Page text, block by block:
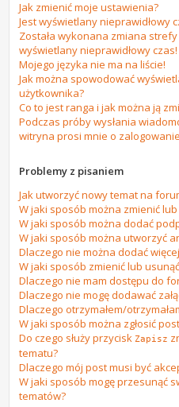
Jak zmienić moje ustawienia?
Jest wyświetlany nieprawidłowy
Została wykonana zmiana
wyświetlany nieprawidłowy czas!
Mojego języka nie ma na liście!
Jak można spowodować
użytkownika?
Co to jest ranga i jak można ją
Podczas próby wysłania
witryna prosi mnie o
Problemy z pisaniem
Jak utworzyć nowy temat na
W jaki sposób można zmienić
W jaki sposób można dodać
W jaki sposób można utworzyć
Dlaczego nie można dodać
W jaki sposób zmienić lub
Dlaczego nie mam dostępu do
Dlaczego nie mogę dodawać
Dlaczego otrzymałem/
W jaki sposób można zgłosić
Do czego służy przyciskZapisz
tematu?
Dlaczego mój post musi być
W jaki sposób mogę przesunąć
tematów?